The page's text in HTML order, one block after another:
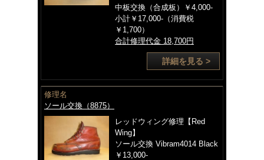
中板交換（合成板）￥4,000-
小計￥17,000-（消費税
￥1,700）
合計修理代金 18,700円
詳細を見る >
修理名
ソール交換（8875）
レッドウィング修理【Red
Wing】
ソール交換 Vibram4014 Black
￥13,000-